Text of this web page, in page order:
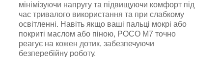
мінімізуючи напругу та підвищуючи комфорт під
час тривалого використання та при слабкому
освітленні. Навіть якщо ваші пальці мокрі або
покриті маслом або піною, POCO M7 точно
реагує на кожен дотик, забезпечуючи
безперебійну роботу.